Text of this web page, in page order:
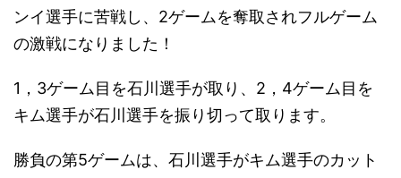
ンイ選手に苦戦し、2ゲームを奪取されフルゲーム
の激戦になりました！
1，3ゲーム目を石川選手が取り、2，4ゲーム目を
キム選手が石川選手を振り切って取ります。
勝負の第5ゲームは、石川選手がキム選手のカット